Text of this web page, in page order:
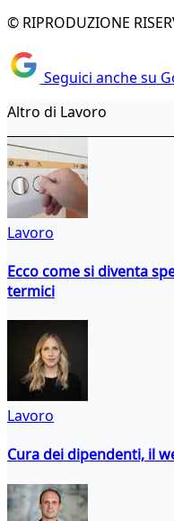
© RIPRODUZIONE
Seguici anche su
Altro di Lavoro
Lavoro
Ecco come si diventa
termici
Lavoro
Cura dei dipendenti, il